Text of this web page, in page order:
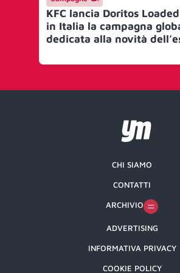
KFC lancia Doritos
in Italia la campagna
dedicata alla novità
CHI SIAMO
CONTATTI
ARCHIVIO
ADVERTISING
INFORMATIVA PRIVACY
COOKIE POLICY